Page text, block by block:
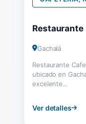
Restaurante
Gachalá
Restaurante
ubicado en
excelente...
Ver detalles